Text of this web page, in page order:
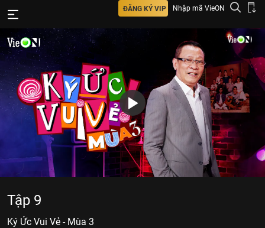
ĐĂNG KÝ VIP Nhập mã VieON
Tập 9
Ký Ức Vui Vẻ - Mùa 3